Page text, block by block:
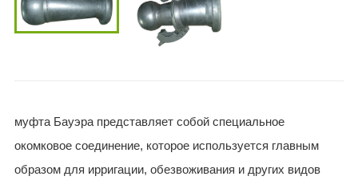
муфта Бауэра представляет собой специальное
окомковое соединение, которое используется главным
образом для ирригации, обезвоживания и других видов